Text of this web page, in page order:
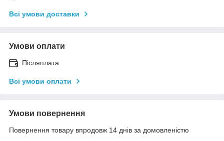
Всі умови доставки
Умови оплати
Післяплата
Всі умови оплати
Умови повернення
Повернення товару впродовж 14 днів за домовленістю